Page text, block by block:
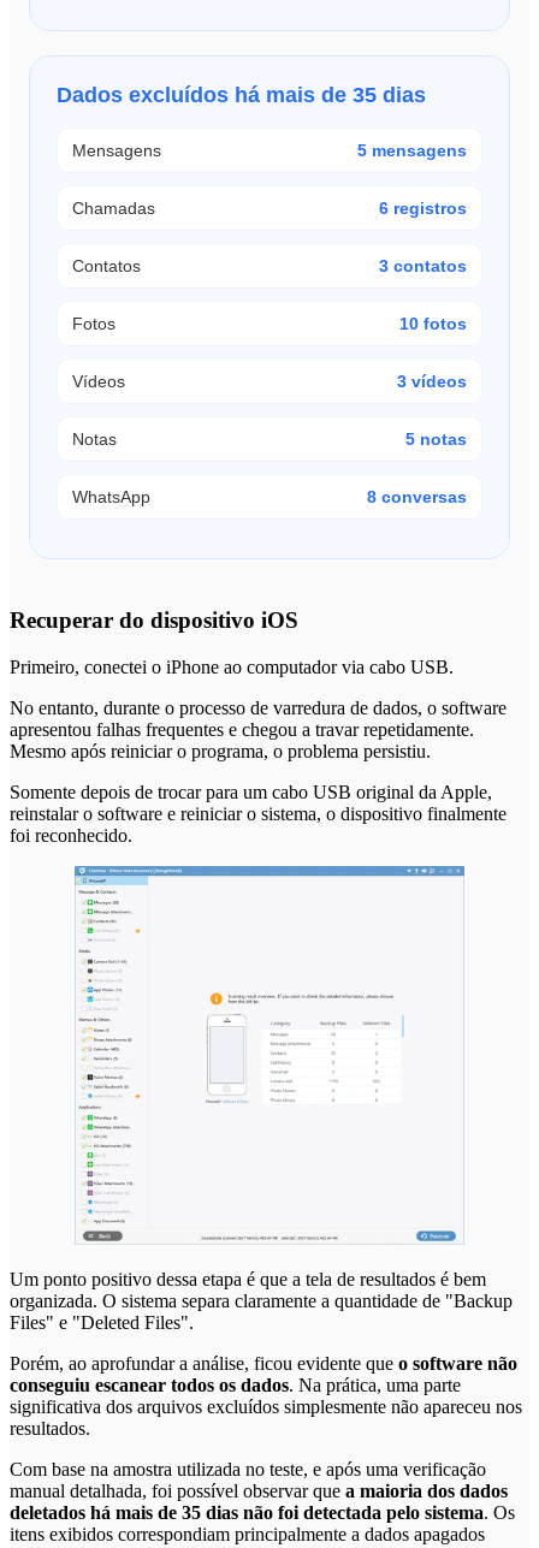
Dados excluídos há mais de 35 dias
Mensagens 5 mensagens
Chamadas 6 registros
Contatos 3 contatos
Fotos 10 fotos
Vídeos 3 vídeos
Notas 5 notas
WhatsApp 8 conversas
Recuperar do dispositivo iOS
Primeiro, conectei o iPhone ao computador via cabo USB.
No entanto, durante o processo de varredura de dados, o software
apresentou falhas frequentes e chegou a travar repetidamente.
Mesmo após reiniciar o programa, o problema persistiu.
Somente depois de trocar para um cabo USB original da Apple,
reinstalar o software e reiniciar o sistema, o dispositivo finalmente
foi reconhecido.
Um ponto positivo dessa etapa é que a tela de resultados é bem
organizada. O sistema separa claramente a quantidade de "Backup
Files" e "Deleted Files".
Porém, ao aprofundar a análise, ficou evidente que o software não
conseguiu escanear todos os dados. Na prática, uma parte
significativa dos arquivos excluídos simplesmente não apareceu nos
resultados.
Com base na amostra utilizada no teste, e após uma verificação
manual detalhada, foi possível observar que a maioria dos dados
deletados há mais de 35 dias não foi detectada pelo sistema. Os
itens exibidos correspondiam principalmente a dados apagados